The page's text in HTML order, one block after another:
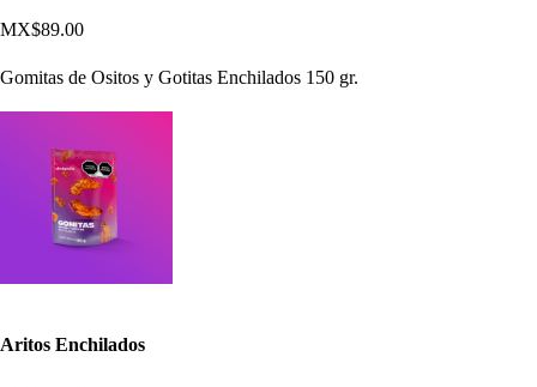
MX$89.00
Gomitas de Ositos y Gotitas Enchilados 150 gr.
Aritos Enchilados